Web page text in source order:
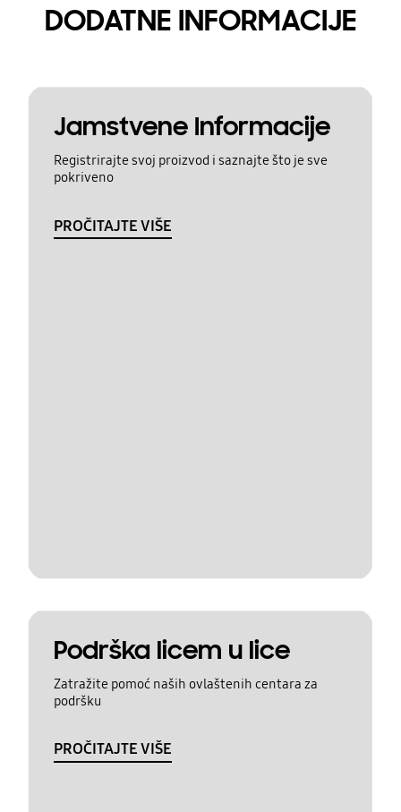
DODATNE INFORMACIJE
Jamstvene Informacije
Registrirajte svoj proizvod i saznajte što je sve
pokriveno
PROČITAJTE VIŠE
Podrška licem u lice
Zatražite pomoć naših ovlaštenih centara za
podršku
PROČITAJTE VIŠE